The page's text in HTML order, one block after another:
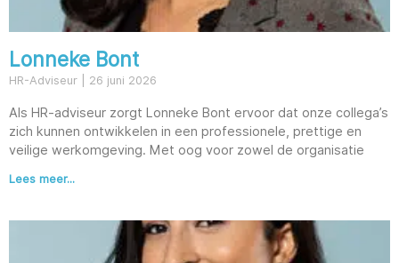
Lonneke Bont
HR-Adviseur 26 juni 2026
Als HR-adviseur zorgt Lonneke Bont ervoor dat onze collega’s
zich kunnen ontwikkelen in een professionele, prettige en
veilige werkomgeving. Met oog voor zowel de organisatie
Lees meer...